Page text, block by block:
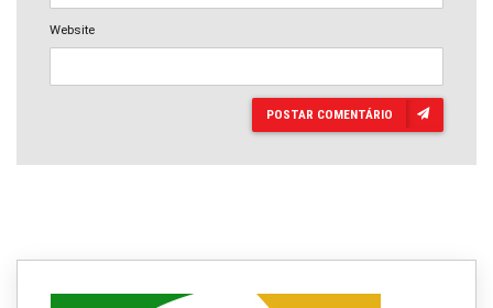
Website
POSTAR COMENTÁRIO